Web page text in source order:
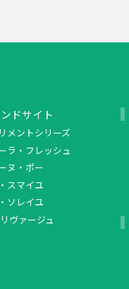
ドサイト
メントシリーズ
ラ・フレッシュ
ヌ・ポー
スマイユ
ソレイユ
ヴァージュ